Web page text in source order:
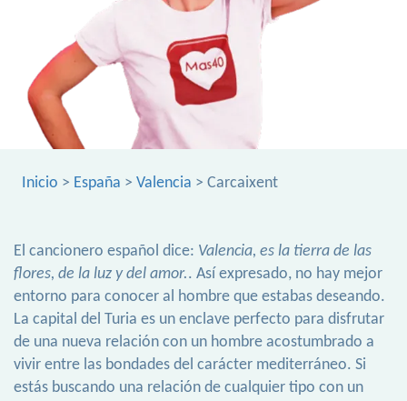
Inicio > España > Valencia > Carcaixent
El cancionero español dice: Valencia, es la tierra de las
flores, de la luz y del amor.. Así expresado, no hay mejor
entorno para conocer al hombre que estabas deseando.
La capital del Turia es un enclave perfecto para disfrutar
de una nueva relación con un hombre acostumbrado a
vivir entre las bondades del carácter mediterráneo. Si
estás buscando una relación de cualquier tipo con un